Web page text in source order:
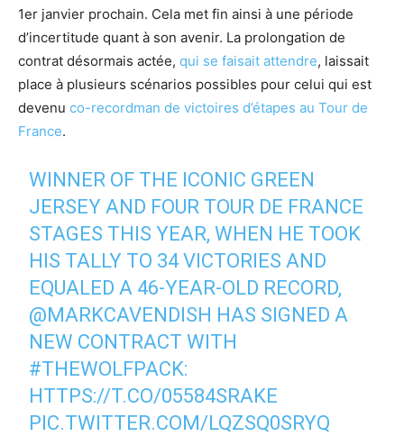
1er janvier prochain. Cela met fin ainsi à une période
d’incertitude quant à son avenir. La prolongation de
contrat désormais actée, qui se faisait attendre, laissait
place à plusieurs scénarios possibles pour celui qui est
devenu co-recordman de victoires d’étapes au Tour de
France.
WINNER OF THE ICONIC GREEN
JERSEY AND FOUR TOUR DE FRANCE
STAGES THIS YEAR, WHEN HE TOOK
HIS TALLY TO 34 VICTORIES AND
EQUALED A 46-YEAR-OLD RECORD,
@MARKCAVENDISH HAS SIGNED A
NEW CONTRACT WITH
#THEWOLFPACK:
HTTPS://T.CO/05584SRAKE
PIC.TWITTER.COM/LQZSQ0SRYQ